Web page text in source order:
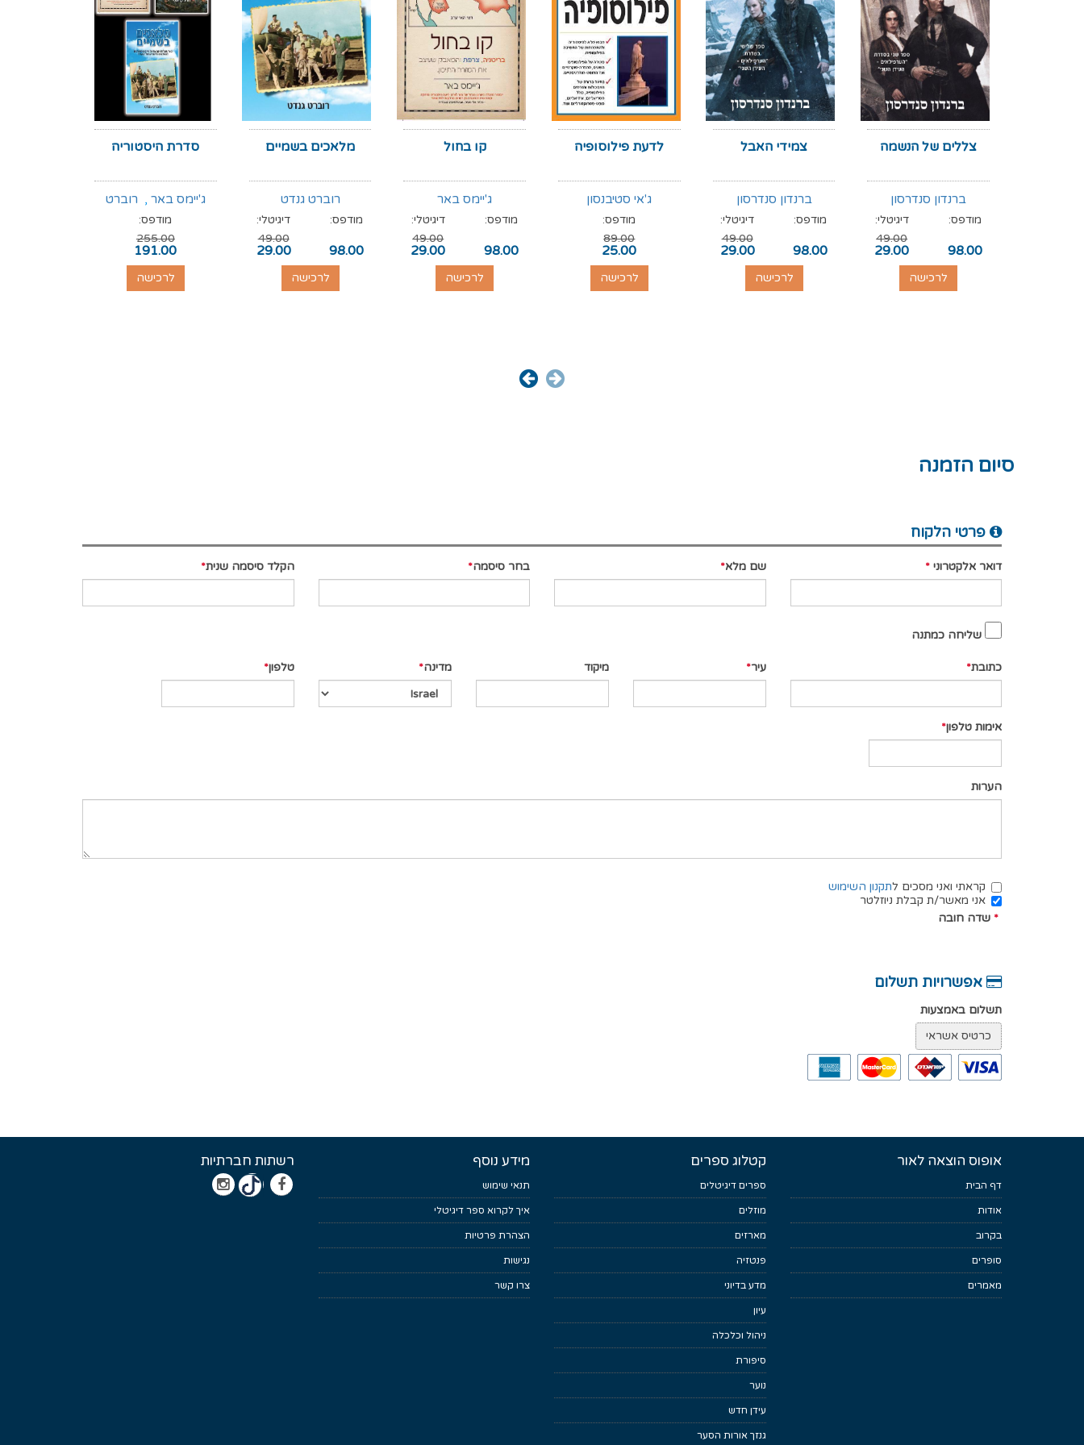
צללים של הנשמה
ברנדון סנדרסון
מודפס:
98.00
דיגיטלי:
49.00
29.00
לרכישה
צמידי האבל
ברנדון סנדרסון
מודפס:
98.00
דיגיטלי:
49.00
29.00
לרכישה
לדעת פילוסופיה
ג'אי סטיבנסון
מודפס:
89.00
25.00
לרכישה
קו בחול
ג'יימס באר
מודפס:
98.00
דיגיטלי:
49.00
29.00
לרכישה
מלאכים בשמיים
רוברט גנדט
מודפס:
98.00
דיגיטלי:
49.00
29.00
לרכישה
סדרת היסטוריה
ג'יימס באר , רוברט
,רוג'ר קראולי
מודפס:
255.00
191.00
לרכישה
סיום הזמנה
פרטי הלקוח
דואר אלקטרוני שם מלא בחר סיסמה הקלד סיסמה שנית
שליחה כמתנה
כתובת עיר מיקוד מדינה טלפון
אימות טלפון
הערות
קראתי ואני מסכים לתקנון השימוש
אני מאשר/ת קבלת ניוזלטר
* שדה חובה
אפשרויות תשלום
תשלום באמצעות
אופוס הוצאה לאור
דף הבית
אודות
בקרוב
סופרים
מאמרים
קטלוג ספרים
ספרים דיגיטלים
מוזלים
מארזים
פנטזיה
מדע בדיוני
עיון
ניהול וכלכלה
סיפורת
נוער
עידן חדש
גנזך אורות הסער
מידע נוסף
תנאי שימוש
איך לקרוא ספר דיגיטלי
הצהרת פרטיות
נגישות
צרו קשר
רשתות חברתיות